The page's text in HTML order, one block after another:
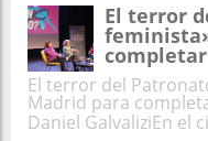
El terror
El terror del
Madrid para
Daniel GalvaliziEn el